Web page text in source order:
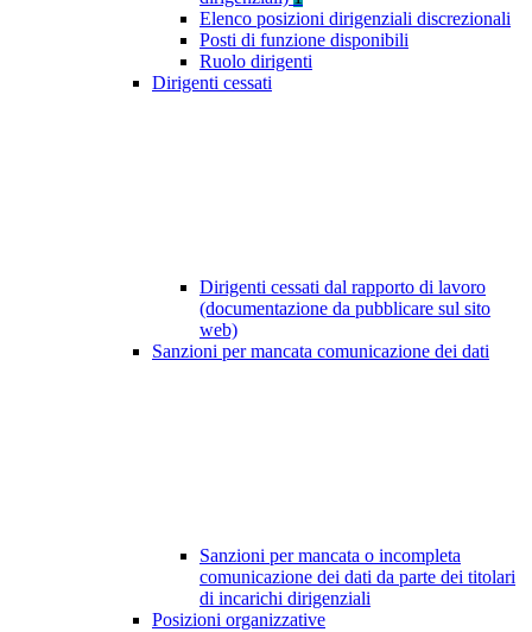
Elenco posizioni dirigenziali discrezionali
Posti di funzione disponibili
Ruolo dirigenti
Dirigenti cessati
Dirigenti cessati dal rapporto di lavoro
(documentazione da pubblicare sul sito
web)
Sanzioni per mancata comunicazione dei dati
Sanzioni per mancata o incompleta
comunicazione dei dati da parte dei titolari
di incarichi dirigenziali
Posizioni organizzative